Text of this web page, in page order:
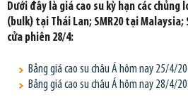
Dưới đây là giá cao su kỳ hạn các chủng
(bulk) tại Thái Lan; SMR20 tại
cửa phiên 28/4:
Bảng giá cao su châu Á hôm nay 25/4/
Bảng giá cao su châu Á hôm nay 28/4/